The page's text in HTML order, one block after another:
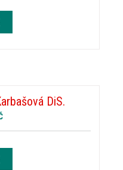
DiS.